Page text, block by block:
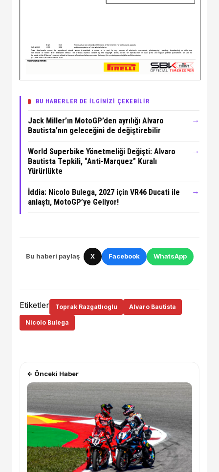
BU HABERLER DE İLGİNİZİ ÇEKEBİLİR
Jack Miller’ın MotoGP’den ayrılığı Alvaro
Bautista’nın geleceğini de değiştirebilir
→
World Superbike Yönetmeliği Değişti: Alvaro
Bautista Tepkili, “Anti-Marquez” Kuralı
Yürürlükte
→
İddia: Nicolo Bulega, 2027 için VR46 Ducati ile
anlaştı, MotoGP’ye Geliyor!
→
Bu haberi paylaş X Facebook WhatsApp
Etiketler Toprak Razgatlıoglu Alvaro Bautista
Nicolo Bulega
← Önceki Haber